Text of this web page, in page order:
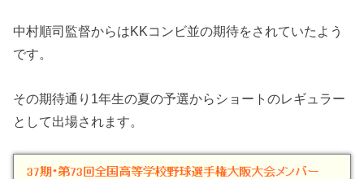
中村順司監督からはKKコンビ並の期待をされていたよう
です。
その期待通り1年生の夏の予選からショートのレギュラー
として出場されます。